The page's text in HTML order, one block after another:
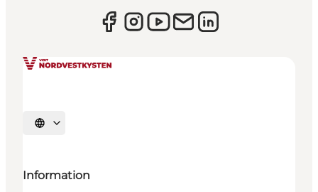
Vælg sprog
Information